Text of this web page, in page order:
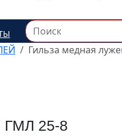
Гильза медная
25-8